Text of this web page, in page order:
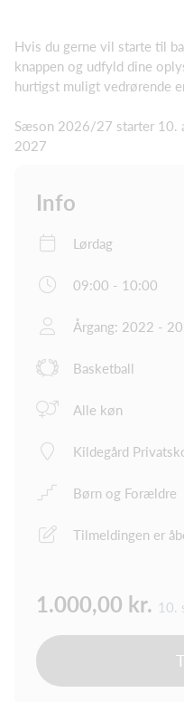
Hvis du gerne vil starte til
knappen og udfyld dine
hurtigst muligt vedrørende
Sæson 2026/27 starter 10.
2027
Info
Lørdag
09:00 - 10:00
Årgang: 2022 -
Basketball
Alle køn
Kildegård
Børn og Forældre
Tilmeldingen er
1.000,00 kr. 10.